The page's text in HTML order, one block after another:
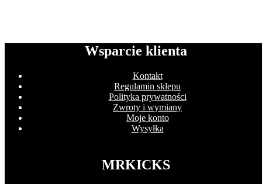
Wsparcie klienta
Kontakt
Regulamin sklepu
Polityka prywatności
Zwroty i wymiany
Moje konto
Wysyłka
MRKICKS